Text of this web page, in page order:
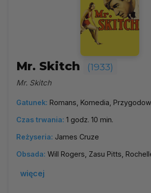
Mr. Skitch (1933)
Mr. Skitch
Gatunek: Romans, Komedia,
Czas trwania: 1 godz. 10 min.
Reżyseria: James Cruze
Obsada: Will Rogers, Zasu Pitts,
więcej